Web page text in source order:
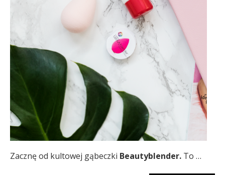
Zacznę od kultowej gąbeczki Beautyblender. To …